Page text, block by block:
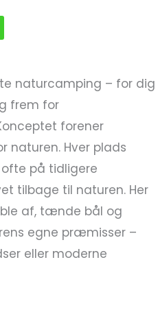
naturcamping – for dig
frem for
forener
naturen. Hver plads
på tidligere
tilbage til naturen. Her
af, tænde bål og
egne præmisser –
eller moderne